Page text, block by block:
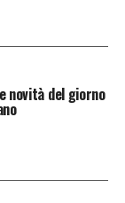
novità del giorno